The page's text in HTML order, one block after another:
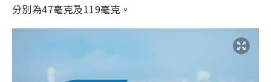
分別為47毫克及119毫克。